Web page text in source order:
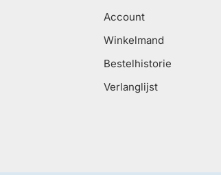
Account
Winkelmand
Bestelhistorie
Verlanglijst